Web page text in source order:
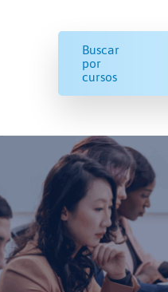
Buscar
por
cursos